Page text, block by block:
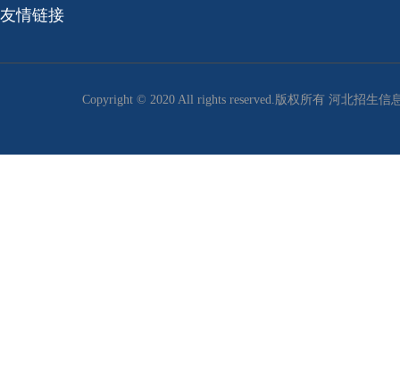
友情链接
Copyright © 2020 All rights reserved.版权所有 河北招生